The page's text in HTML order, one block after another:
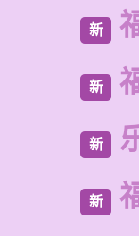
新
新
新
新